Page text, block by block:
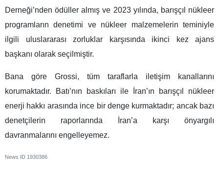
Derneği’nden ödüller almış ve 2023 yılında, barışçıl nükleer
programların denetimi ve nükleer malzemelerin teminiyle
ilgili uluslararası zorluklar karşısında ikinci kez ajans
başkanı olarak seçilmiştir.
Bana göre Grossi, tüm taraflarla iletişim kanallarını
korumaktadır. Batı’nın baskıları ile İran’ın barışçıl nükleer
enerji hakkı arasında ince bir denge kurmaktadır; ancak bazı
denetçilerin raporlarında İran’a karşı önyargılı
davranmalarını engelleyemez.
News ID 1930386